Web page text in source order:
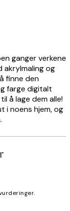
ganger verkene
akrylmaling og
finne den
farge digitalt
å lage dem alle!
i noens hjem, og